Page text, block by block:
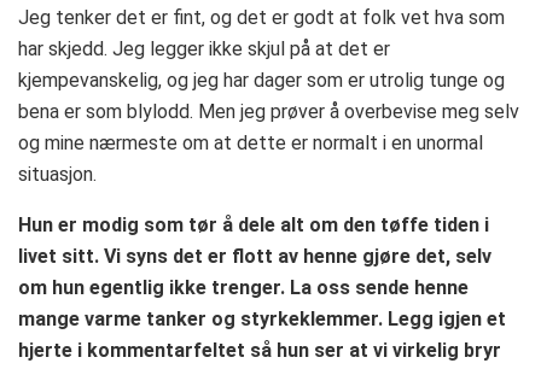
Jeg tenker det er fint, og det er godt at folk vet hva som
har skjedd. Jeg legger ikke skjul på at det er
kjempevanskelig, og jeg har dager som er utrolig tunge og
bena er som blylodd. Men jeg prøver å overbevise meg selv
og mine nærmeste om at dette er normalt i en unormal
situasjon.
Hun er modig som tør å dele alt om den tøffe tiden i
livet sitt. Vi syns det er flott av henne gjøre det, selv
om hun egentlig ikke trenger. La oss sende henne
mange varme tanker og styrkeklemmer. Legg igjen et
hjerte i kommentarfeltet så hun ser at vi virkelig bryr